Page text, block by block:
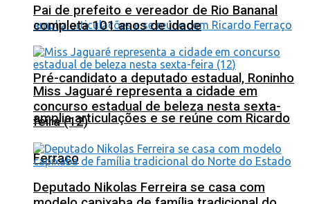
Pré-candidato a deputado estadual, Roninho
amplia articulações e se reúne com Ricardo
Ferraço
Pai de prefeito e vereador de Rio Bananal
completa 101 anos de idade
Miss Jaguaré representa a cidade em
concurso estadual de beleza nesta sexta-
feira (12)
Deputado Nikolas Ferreira se casa com